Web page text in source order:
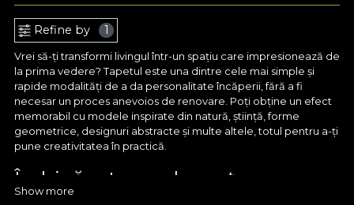
Refine by 1
Vrei să-ți transformi livingul într-un spațiu care impresionează de
la prima vedere? Tapetul este una dintre cele mai simple și
rapide modalități de a da personalitate încăperii, fără a fi
necesar un proces anevoios de renovare. Poți obține un efect
memorabil cu modele inspirate din natură, știință, forme
geometrice, designuri abstracte și multe altele, totul pentru a-ți
pune creativitatea în practică.
Îmbină arta cu eleganța cu
Show more